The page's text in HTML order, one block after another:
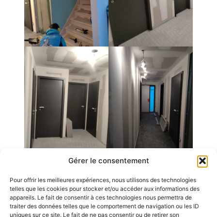
Gérer le consentement
Pour offrir les meilleures expériences, nous utilisons des technologies
telles que les cookies pour stocker et/ou accéder aux informations des
appareils. Le fait de consentir à ces technologies nous permettra de
traiter des données telles que le comportement de navigation ou les ID
uniques sur ce site. Le fait de ne pas consentir ou de retirer son
Emplois
Contact / Accès